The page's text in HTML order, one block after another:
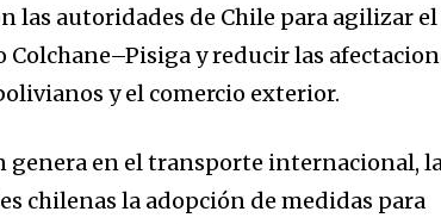
las autoridades de Chile para agilizar el
y reducir las
y el comercio exterior.
genera en el transporte internacional,
chilenas la adopción de medidas para